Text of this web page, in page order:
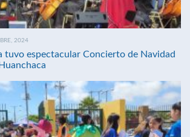
2024
tuvo espectacular Concierto de Navidad